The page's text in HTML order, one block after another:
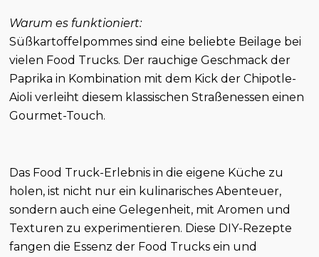
Warum es funktioniert:
Süßkartoffelpommes sind eine beliebte Beilage bei
vielen Food Trucks. Der rauchige Geschmack der
Paprika in Kombination mit dem Kick der Chipotle-
Aioli verleiht diesem klassischen Straßenessen einen
Gourmet-Touch.
Das Food Truck-Erlebnis in die eigene Küche zu
holen, ist nicht nur ein kulinarisches Abenteuer,
sondern auch eine Gelegenheit, mit Aromen und
Texturen zu experimentieren. Diese DIY-Rezepte
fangen die Essenz der Food Trucks ein und